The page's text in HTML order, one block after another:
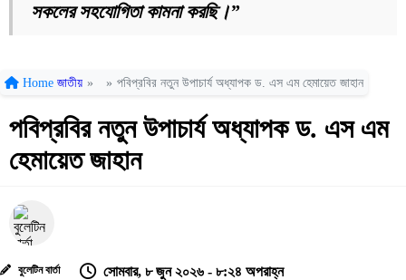
সকলের সহযোগিতা কামনা করছি।”
Home জাতীয় » » পবিপ্রবির নতুন উপাচার্য অধ্যাপক ড. এস এম হেমায়েত জাহান
পবিপ্রবির নতুন উপাচার্য অধ্যাপক ড. এস এম
হেমায়েত জাহান
বুলেটিন বার্তা সোমবার, ৮ জুন ২০২৬ - ৮:২৪ অপরাহ্ন